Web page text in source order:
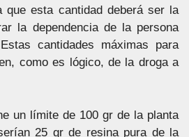
que esta cantidad deberá ser la
la dependencia de la persona
cantidades máximas para
como es lógico, de la droga a
un límite de 100 gr de la planta
25 gr de resina pura de la